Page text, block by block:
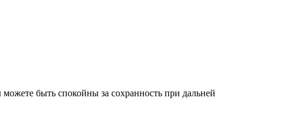
быть спокойны за сохранность при дальней